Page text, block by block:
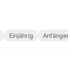
Einjährig